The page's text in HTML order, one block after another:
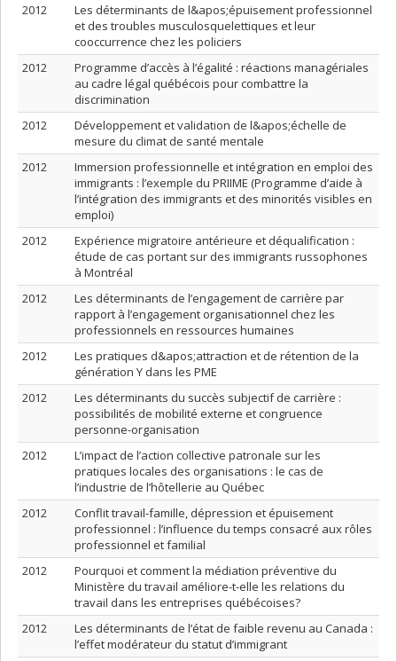
2012
Les déterminants de l&apos;épuisement professionnel
et des troubles musculosquelettiques et leur
cooccurrence chez les policiers
2012
Programme d’accès à l’égalité : réactions managériales
au cadre légal québécois pour combattre la
discrimination
2012
Développement et validation de l&apos;échelle de
mesure du climat de santé mentale
2012
Immersion professionnelle et intégration en emploi des
immigrants : l’exemple du PRIIME (Programme d’aide à
l’intégration des immigrants et des minorités visibles en
emploi)
2012
Expérience migratoire antérieure et déqualification :
étude de cas portant sur des immigrants russophones
à Montréal
2012
Les déterminants de l’engagement de carrière par
rapport à l’engagement organisationnel chez les
professionnels en ressources humaines
2012
Les pratiques d&apos;attraction et de rétention de la
génération Y dans les PME
2012
Les déterminants du succès subjectif de carrière :
possibilités de mobilité externe et congruence
personne-organisation
2012
L’impact de l’action collective patronale sur les
pratiques locales des organisations : le cas de
l’industrie de l’hôtellerie au Québec
2012
Conflit travail-famille, dépression et épuisement
professionnel : l’influence du temps consacré aux rôles
professionnel et familial
2012
Pourquoi et comment la médiation préventive du
Ministère du travail améliore-t-elle les relations du
travail dans les entreprises québécoises?
2012
Les déterminants de l’état de faible revenu au Canada :
l’effet modérateur du statut d’immigrant